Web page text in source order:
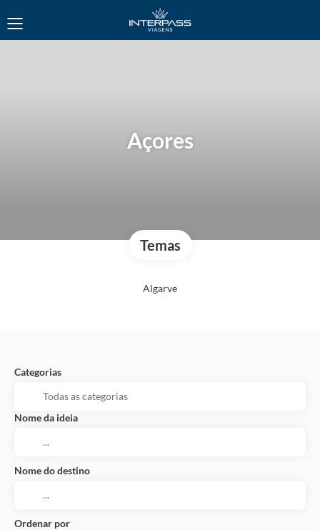
Açores
Temas
Algarve
Categorias
Nome da ideia
Nome do destino
Ordenar por